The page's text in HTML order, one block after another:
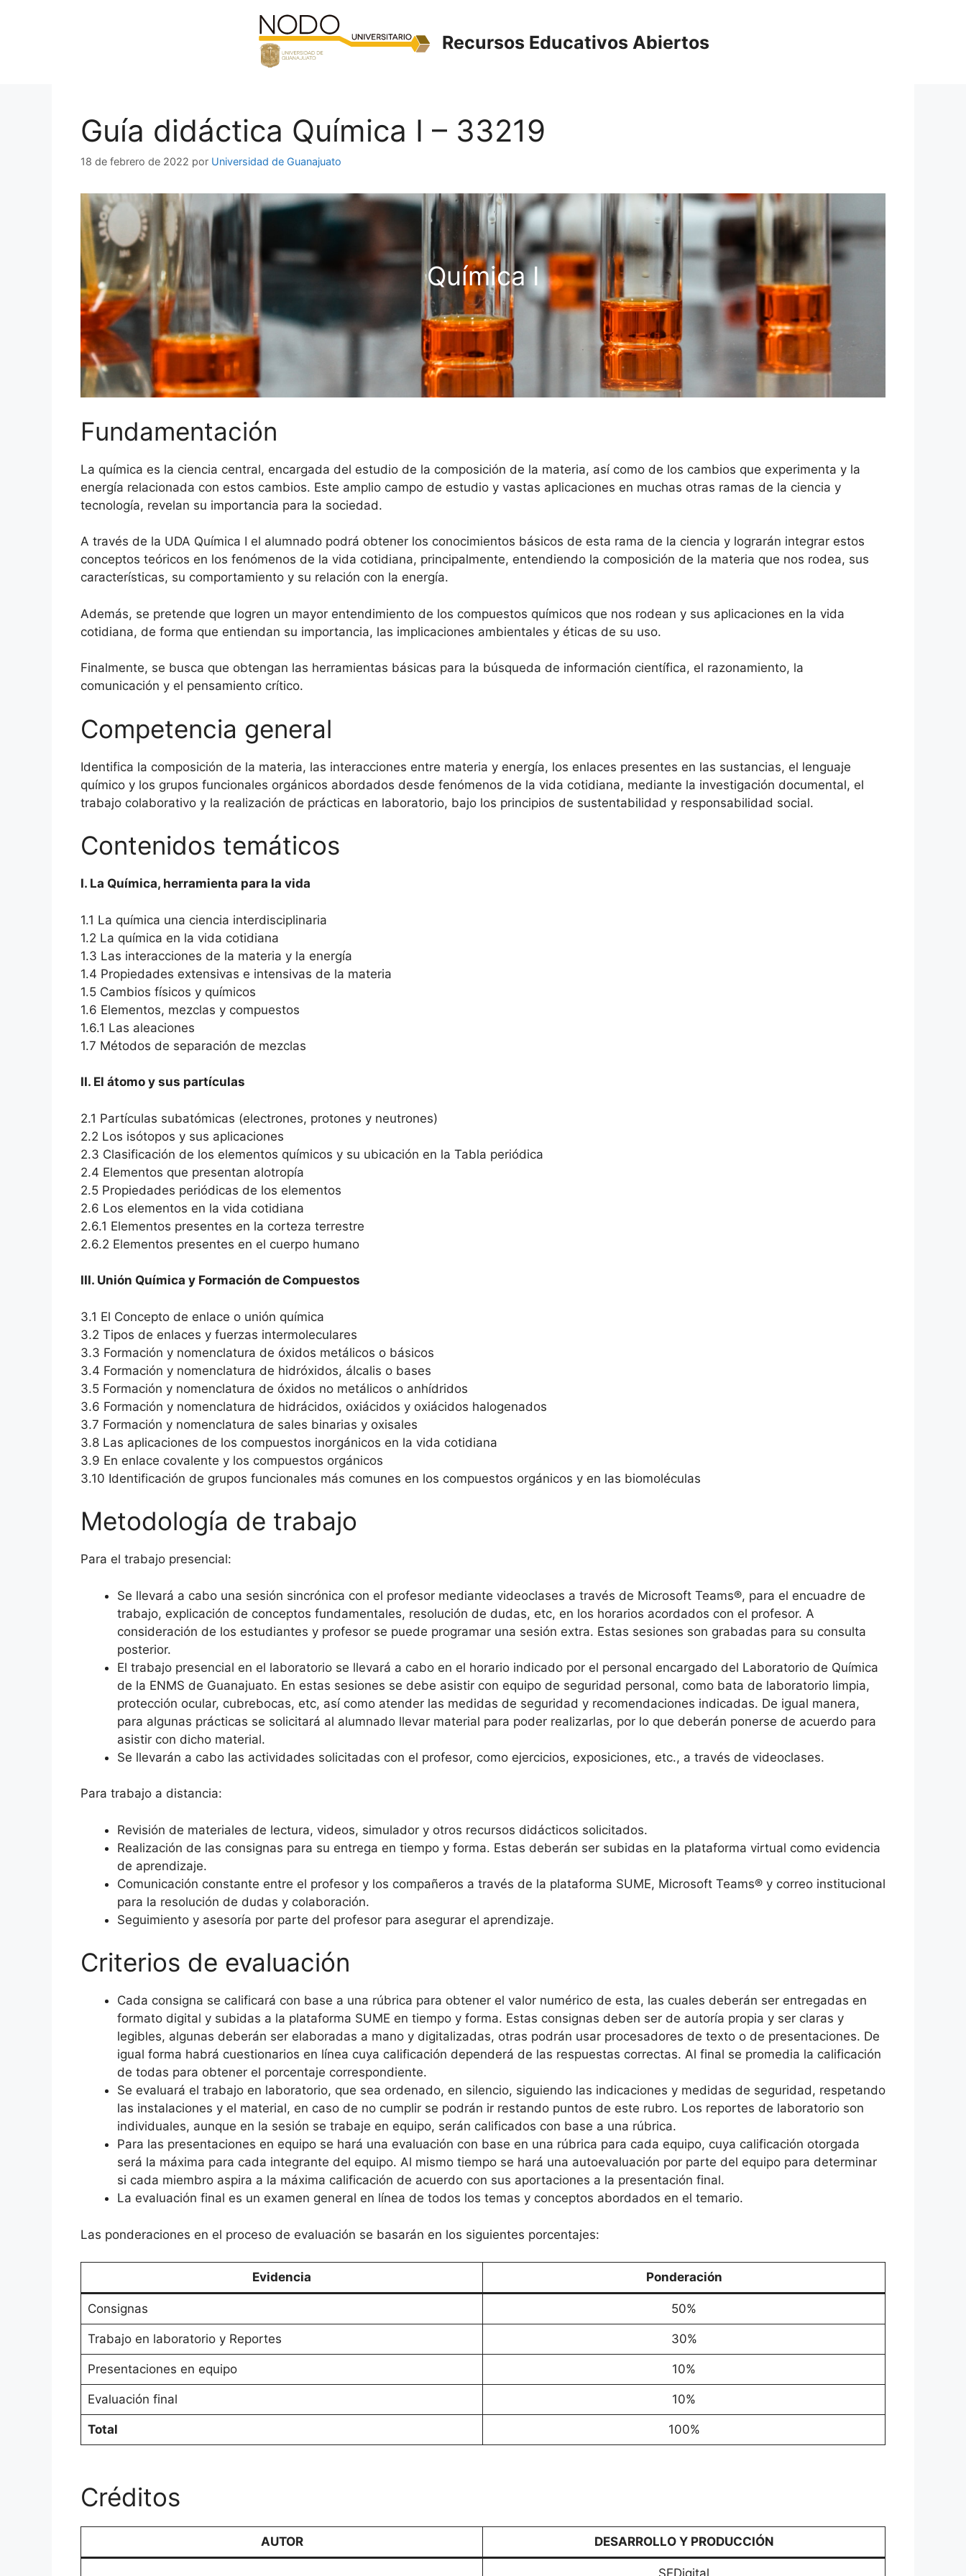
Recursos Educativos Abiertos
Guía didáctica Química I – 33219
18 de febrero de 2022 por Universidad de Guanajuato
Química I
Fundamentación
La química es la ciencia central, encargada del estudio de la composición de la materia, así como de los cambios que experimenta y la
energía relacionada con estos cambios. Este amplio campo de estudio y vastas aplicaciones en muchas otras ramas de la ciencia y
tecnología, revelan su importancia para la sociedad.
A través de la UDA Química I el alumnado podrá obtener los conocimientos básicos de esta rama de la ciencia y lograrán integrar estos
conceptos teóricos en los fenómenos de la vida cotidiana, principalmente, entendiendo la composición de la materia que nos rodea, sus
características, su comportamiento y su relación con la energía.
Además, se pretende que logren un mayor entendimiento de los compuestos químicos que nos rodean y sus aplicaciones en la vida
cotidiana, de forma que entiendan su importancia, las implicaciones ambientales y éticas de su uso.
Finalmente, se busca que obtengan las herramientas básicas para la búsqueda de información científica, el razonamiento, la
comunicación y el pensamiento crítico.
Competencia general
Identifica la composición de la materia, las interacciones entre materia y energía, los enlaces presentes en las sustancias, el lenguaje
químico y los grupos funcionales orgánicos abordados desde fenómenos de la vida cotidiana, mediante la investigación documental, el
trabajo colaborativo y la realización de prácticas en laboratorio, bajo los principios de sustentabilidad y responsabilidad social.
Contenidos temáticos
I. La Química, herramienta para la vida
1.1 La química una ciencia interdisciplinaria
1.2 La química en la vida cotidiana
1.3 Las interacciones de la materia y la energía
1.4 Propiedades extensivas e intensivas de la materia
1.5 Cambios físicos y químicos
1.6 Elementos, mezclas y compuestos
1.6.1 Las aleaciones
1.7 Métodos de separación de mezclas
II. El átomo y sus partículas
2.1 Partículas subatómicas (electrones, protones y neutrones)
2.2 Los isótopos y sus aplicaciones
2.3 Clasificación de los elementos químicos y su ubicación en la Tabla periódica
2.4 Elementos que presentan alotropía
2.5 Propiedades periódicas de los elementos
2.6 Los elementos en la vida cotidiana
2.6.1 Elementos presentes en la corteza terrestre
2.6.2 Elementos presentes en el cuerpo humano
III. Unión Química y Formación de Compuestos
3.1 El Concepto de enlace o unión química
3.2 Tipos de enlaces y fuerzas intermoleculares
3.3 Formación y nomenclatura de óxidos metálicos o básicos
3.4 Formación y nomenclatura de hidróxidos, álcalis o bases
3.5 Formación y nomenclatura de óxidos no metálicos o anhídridos
3.6 Formación y nomenclatura de hidrácidos, oxiácidos y oxiácidos halogenados
3.7 Formación y nomenclatura de sales binarias y oxisales
3.8 Las aplicaciones de los compuestos inorgánicos en la vida cotidiana
3.9 En enlace covalente y los compuestos orgánicos
3.10 Identificación de grupos funcionales más comunes en los compuestos orgánicos y en las biomoléculas
Metodología de trabajo
Para el trabajo presencial:
Se llevará a cabo una sesión sincrónica con el profesor mediante videoclases a través de Microsoft Teams®, para el encuadre de
trabajo, explicación de conceptos fundamentales, resolución de dudas, etc, en los horarios acordados con el profesor. A
consideración de los estudiantes y profesor se puede programar una sesión extra. Estas sesiones son grabadas para su consulta
posterior.
El trabajo presencial en el laboratorio se llevará a cabo en el horario indicado por el personal encargado del Laboratorio de Química
de la ENMS de Guanajuato. En estas sesiones se debe asistir con equipo de seguridad personal, como bata de laboratorio limpia,
protección ocular, cubrebocas, etc, así como atender las medidas de seguridad y recomendaciones indicadas. De igual manera,
para algunas prácticas se solicitará al alumnado llevar material para poder realizarlas, por lo que deberán ponerse de acuerdo para
asistir con dicho material.
Se llevarán a cabo las actividades solicitadas con el profesor, como ejercicios, exposiciones, etc., a través de videoclases.
Para trabajo a distancia:
Revisión de materiales de lectura, videos, simulador y otros recursos didácticos solicitados.
Realización de las consignas para su entrega en tiempo y forma. Estas deberán ser subidas en la plataforma virtual como evidencia
de aprendizaje.
Comunicación constante entre el profesor y los compañeros a través de la plataforma SUME, Microsoft Teams® y correo institucional
para la resolución de dudas y colaboración.
Seguimiento y asesoría por parte del profesor para asegurar el aprendizaje.
Criterios de evaluación
Cada consigna se calificará con base a una rúbrica para obtener el valor numérico de esta, las cuales deberán ser entregadas en
formato digital y subidas a la plataforma SUME en tiempo y forma. Estas consignas deben ser de autoría propia y ser claras y
legibles, algunas deberán ser elaboradas a mano y digitalizadas, otras podrán usar procesadores de texto o de presentaciones. De
igual forma habrá cuestionarios en línea cuya calificación dependerá de las respuestas correctas. Al final se promedia la calificación
de todas para obtener el porcentaje correspondiente.
Se evaluará el trabajo en laboratorio, que sea ordenado, en silencio, siguiendo las indicaciones y medidas de seguridad, respetando
las instalaciones y el material, en caso de no cumplir se podrán ir restando puntos de este rubro. Los reportes de laboratorio son
individuales, aunque en la sesión se trabaje en equipo, serán calificados con base a una rúbrica.
Para las presentaciones en equipo se hará una evaluación con base en una rúbrica para cada equipo, cuya calificación otorgada
será la máxima para cada integrante del equipo. Al mismo tiempo se hará una autoevaluación por parte del equipo para determinar
si cada miembro aspira a la máxima calificación de acuerdo con sus aportaciones a la presentación final.
La evaluación final es un examen general en línea de todos los temas y conceptos abordados en el temario.
Las ponderaciones en el proceso de evaluación se basarán en los siguientes porcentajes:
Evidencia Ponderación
Consignas 50%
Trabajo en laboratorio y Reportes 30%
Presentaciones en equipo 10%
Evaluación final 10%
Total 100%
Créditos
AUTOR DESARROLLO Y PRODUCCIÓN